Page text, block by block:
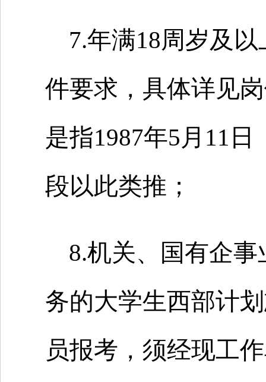
7.年满18周岁及
件要求，具体详见
是指1987年5月11
段以此类推；
8.机关、国有企
务的大学生西部计
员报考，须经现工